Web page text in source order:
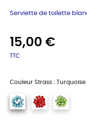
Serviette de toilette
15,00 €
TTC
Couleur Strass : Turquoise